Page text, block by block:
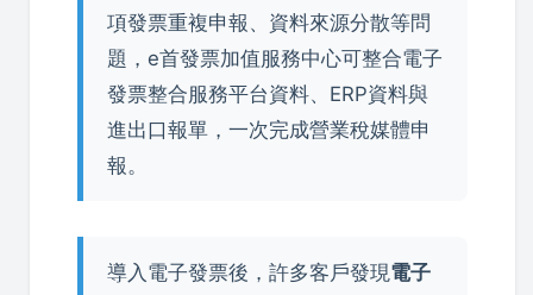
項發票重複申報、資料來源分散等問
題，e首發票加值服務中心可整合電子
發票整合服務平台資料、ERP資料與
進出口報單，一次完成營業稅媒體申
報。
導入電子發票後，許多客戶發現電子